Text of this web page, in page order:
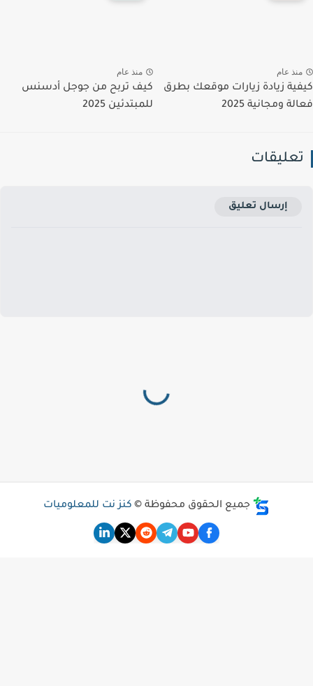
عام
زيادة زيارات موقعك بطرق
ومجانية 2025
منذ عام
كيف تربح من جوجل أدسنس
للمبتدئين 2025
إرسال تعليق
جميع الحقوق محفوظة © كنز نت للمعلوميات